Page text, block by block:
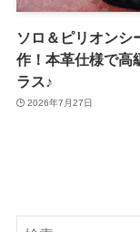
ソロ＆ピリオンシ
作！本革仕様で高
ラス♪
2026年7月27日